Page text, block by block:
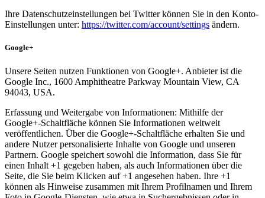
Ihre Datenschutzeinstellungen bei Twitter können Sie in den Konto-
Einstellungen unter: https://twitter.com/account/settings ändern.
Google+
Unsere Seiten nutzen Funktionen von Google+. Anbieter ist die
Google Inc., 1600 Amphitheatre Parkway Mountain View, CA
94043, USA.
Erfassung und Weitergabe von Informationen: Mithilfe der
Google+-Schaltfläche können Sie Informationen weltweit
veröffentlichen. Über die Google+-Schaltfläche erhalten Sie und
andere Nutzer personalisierte Inhalte von Google und unseren
Partnern. Google speichert sowohl die Information, dass Sie für
einen Inhalt +1 gegeben haben, als auch Informationen über die
Seite, die Sie beim Klicken auf +1 angesehen haben. Ihre +1
können als Hinweise zusammen mit Ihrem Profilnamen und Ihrem